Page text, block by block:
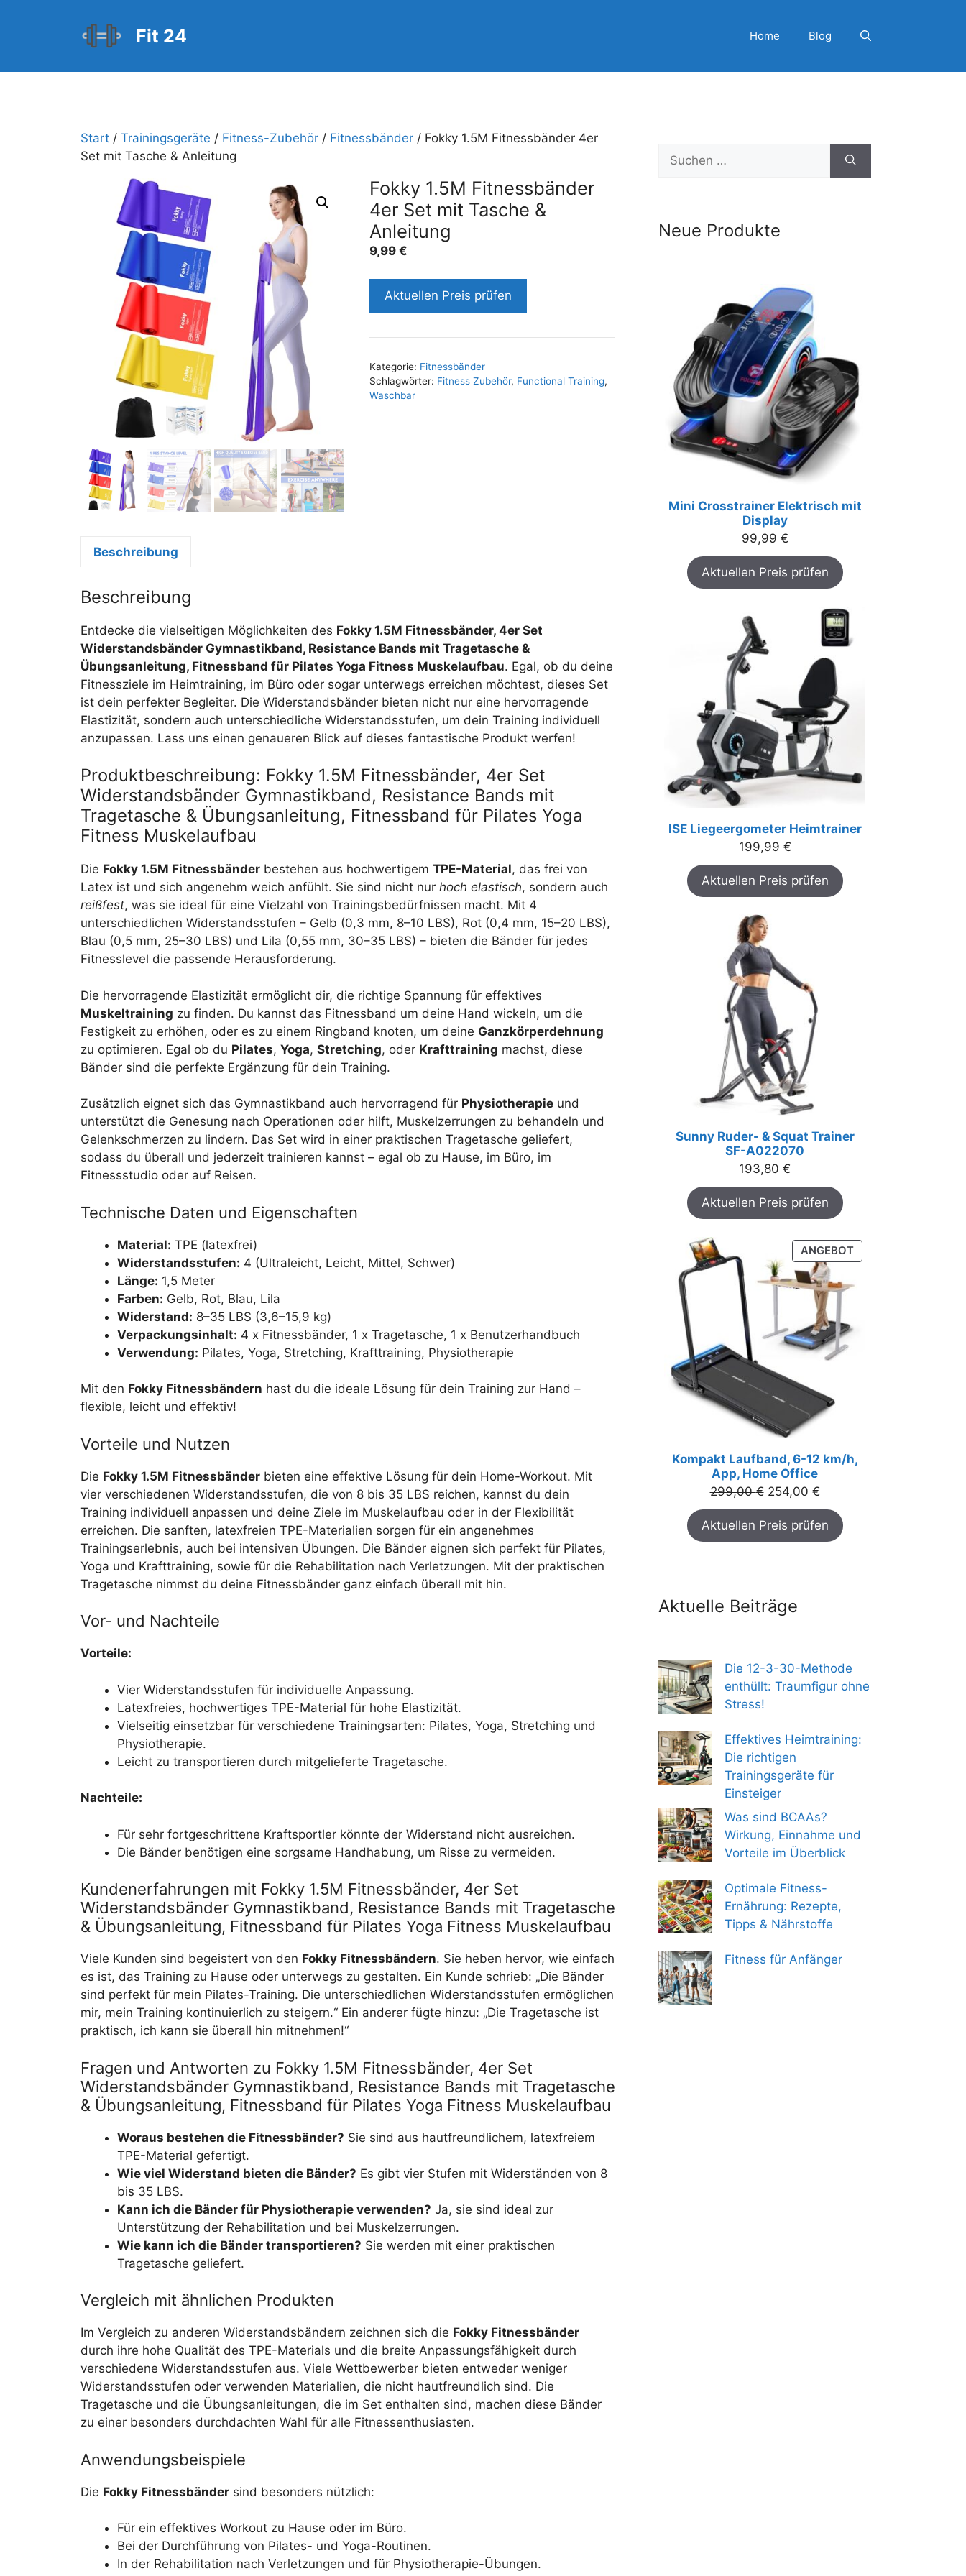
Fit 24 Home Blog
Start / Trainingsgeräte / Fitness-Zubehör / Fitnessbänder / Fokky 1.5M Fitnessbänder 4er
Set mit Tasche & Anleitung
Fokky 1.5M Fitnessbänder
4er Set mit Tasche &
Anleitung
9,99 €
Aktuellen Preis prüfen
Kategorie: Fitnessbänder
Schlagwörter: Fitness Zubehör, Functional Training,
Waschbar
Beschreibung
Beschreibung
Entdecke die vielseitigen Möglichkeiten des Fokky 1.5M Fitnessbänder, 4er Set
Widerstandsbänder Gymnastikband, Resistance Bands mit Tragetasche &
Übungsanleitung, Fitnessband für Pilates Yoga Fitness Muskelaufbau. Egal, ob du deine
Fitnessziele im Heimtraining, im Büro oder sogar unterwegs erreichen möchtest, dieses Set
ist dein perfekter Begleiter. Die Widerstandsbänder bieten nicht nur eine hervorragende
Elastizität, sondern auch unterschiedliche Widerstandsstufen, um dein Training individuell
anzupassen. Lass uns einen genaueren Blick auf dieses fantastische Produkt werfen!
Produktbeschreibung: Fokky 1.5M Fitnessbänder, 4er Set
Widerstandsbänder Gymnastikband, Resistance Bands mit
Tragetasche & Übungsanleitung, Fitnessband für Pilates Yoga
Fitness Muskelaufbau
Die Fokky 1.5M Fitnessbänder bestehen aus hochwertigem TPE-Material, das frei von
Latex ist und sich angenehm weich anfühlt. Sie sind nicht nur hoch elastisch, sondern auch
reißfest, was sie ideal für eine Vielzahl von Trainingsbedürfnissen macht. Mit 4
unterschiedlichen Widerstandsstufen – Gelb (0,3 mm, 8–10 LBS), Rot (0,4 mm, 15–20 LBS),
Blau (0,5 mm, 25–30 LBS) und Lila (0,55 mm, 30–35 LBS) – bieten die Bänder für jedes
Fitnesslevel die passende Herausforderung.
Die hervorragende Elastizität ermöglicht dir, die richtige Spannung für effektives
Muskeltraining zu finden. Du kannst das Fitnessband um deine Hand wickeln, um die
Festigkeit zu erhöhen, oder es zu einem Ringband knoten, um deine Ganzkörperdehnung
zu optimieren. Egal ob du Pilates, Yoga, Stretching, oder Krafttraining machst, diese
Bänder sind die perfekte Ergänzung für dein Training.
Zusätzlich eignet sich das Gymnastikband auch hervorragend für Physiotherapie und
unterstützt die Genesung nach Operationen oder hilft, Muskelzerrungen zu behandeln und
Gelenkschmerzen zu lindern. Das Set wird in einer praktischen Tragetasche geliefert,
sodass du überall und jederzeit trainieren kannst – egal ob zu Hause, im Büro, im
Fitnessstudio oder auf Reisen.
Technische Daten und Eigenschaften
Material: TPE (latexfrei)
Widerstandsstufen: 4 (Ultraleicht, Leicht, Mittel, Schwer)
Länge: 1,5 Meter
Farben: Gelb, Rot, Blau, Lila
Widerstand: 8–35 LBS (3,6–15,9 kg)
Verpackungsinhalt: 4 x Fitnessbänder, 1 x Tragetasche, 1 x Benutzerhandbuch
Verwendung: Pilates, Yoga, Stretching, Krafttraining, Physiotherapie
Mit den Fokky Fitnessbändern hast du die ideale Lösung für dein Training zur Hand –
flexible, leicht und effektiv!
Vorteile und Nutzen
Die Fokky 1.5M Fitnessbänder bieten eine effektive Lösung für dein Home-Workout. Mit
vier verschiedenen Widerstandsstufen, die von 8 bis 35 LBS reichen, kannst du dein
Training individuell anpassen und deine Ziele im Muskelaufbau oder in der Flexibilität
erreichen. Die sanften, latexfreien TPE-Materialien sorgen für ein angenehmes
Trainingserlebnis, auch bei intensiven Übungen. Die Bänder eignen sich perfekt für Pilates,
Yoga und Krafttraining, sowie für die Rehabilitation nach Verletzungen. Mit der praktischen
Tragetasche nimmst du deine Fitnessbänder ganz einfach überall mit hin.
Vor- und Nachteile
Vorteile:
Vier Widerstandsstufen für individuelle Anpassung.
Latexfreies, hochwertiges TPE-Material für hohe Elastizität.
Vielseitig einsetzbar für verschiedene Trainingsarten: Pilates, Yoga, Stretching und
Physiotherapie.
Leicht zu transportieren durch mitgelieferte Tragetasche.
Nachteile:
Für sehr fortgeschrittene Kraftsportler könnte der Widerstand nicht ausreichen.
Die Bänder benötigen eine sorgsame Handhabung, um Risse zu vermeiden.
Kundenerfahrungen mit Fokky 1.5M Fitnessbänder, 4er Set
Widerstandsbänder Gymnastikband, Resistance Bands mit Tragetasche
& Übungsanleitung, Fitnessband für Pilates Yoga Fitness Muskelaufbau
Viele Kunden sind begeistert von den Fokky Fitnessbändern. Sie heben hervor, wie einfach
es ist, das Training zu Hause oder unterwegs zu gestalten. Ein Kunde schrieb: „Die Bänder
sind perfekt für mein Pilates-Training. Die unterschiedlichen Widerstandsstufen ermöglichen
mir, mein Training kontinuierlich zu steigern.“ Ein anderer fügte hinzu: „Die Tragetasche ist
praktisch, ich kann sie überall hin mitnehmen!“
Fragen und Antworten zu Fokky 1.5M Fitnessbänder, 4er Set
Widerstandsbänder Gymnastikband, Resistance Bands mit Tragetasche
& Übungsanleitung, Fitnessband für Pilates Yoga Fitness Muskelaufbau
Woraus bestehen die Fitnessbänder? Sie sind aus hautfreundlichem, latexfreiem
TPE-Material gefertigt.
Wie viel Widerstand bieten die Bänder? Es gibt vier Stufen mit Widerständen von 8
bis 35 LBS.
Kann ich die Bänder für Physiotherapie verwenden? Ja, sie sind ideal zur
Unterstützung der Rehabilitation und bei Muskelzerrungen.
Wie kann ich die Bänder transportieren? Sie werden mit einer praktischen
Tragetasche geliefert.
Vergleich mit ähnlichen Produkten
Im Vergleich zu anderen Widerstandsbändern zeichnen sich die Fokky Fitnessbänder
durch ihre hohe Qualität des TPE-Materials und die breite Anpassungsfähigkeit durch
verschiedene Widerstandsstufen aus. Viele Wettbewerber bieten entweder weniger
Widerstandsstufen oder verwenden Materialien, die nicht hautfreundlich sind. Die
Tragetasche und die Übungsanleitungen, die im Set enthalten sind, machen diese Bänder
zu einer besonders durchdachten Wahl für alle Fitnessenthusiasten.
Anwendungsbeispiele
Die Fokky Fitnessbänder sind besonders nützlich:
Für ein effektives Workout zu Hause oder im Büro.
Bei der Durchführung von Pilates- und Yoga-Routinen.
In der Rehabilitation nach Verletzungen und für Physiotherapie-Übungen.
Suchen
nach:
Neue Produkte
Mini Crosstrainer Elektrisch mit
Display
99,99 €
Aktuellen Preis prüfen
ISE Liegeergometer Heimtrainer
199,99 €
Aktuellen Preis prüfen
Sunny Ruder- & Squat Trainer
SF-A022070
193,80 €
Aktuellen Preis prüfen
ANGEBOTPRODUKT
IM
ANGEBOT
Kompakt Laufband, 6-12 km/h,
App, Home Office
299,00€ Ursprünglicher
Preis
war:
299,00 €
254,00 €Aktueller
Preis
ist:
254,00 €.
Aktuellen Preis prüfen
Aktuelle Beiträge
Die 12-3-30-Methode
enthüllt: Traumfigur ohne
Stress!
Effektives Heimtraining:
Die richtigen
Trainingsgeräte für
Einsteiger
Was sind BCAAs?
Wirkung, Einnahme und
Vorteile im Überblick
Optimale Fitness-
Ernährung: Rezepte,
Tipps & Nährstoffe
Fitness für Anfänger